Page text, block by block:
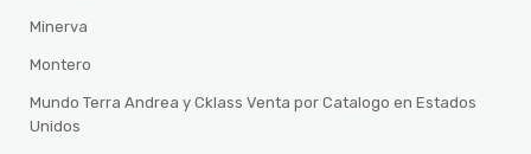
Minerva
Montero
Mundo Terra Andrea y Cklass Venta por Catalogo en Estados
Unidos